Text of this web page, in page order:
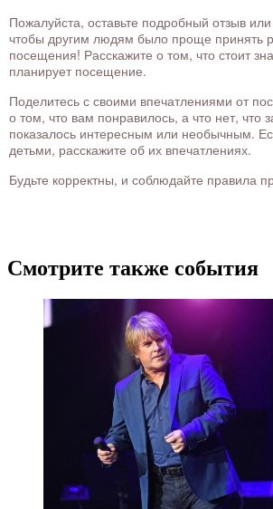
Пожалуйста, оставьте подробный отзыв
чтобы другим людям было проще принять
посещения! Расскажите о том, что стоит
планирует посещение.
Поделитесь с своими впечатлениями от
о том, что вам понравилось, а что нет, что
показалось интересным или необычным.
детьми, расскажите об их впечатлениях.
Будьте корректны, и соблюдайте правила
Смотрите также события